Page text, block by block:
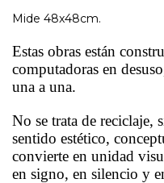
Mide 48x48cm.
Estas obras están
computadoras en
una a una.
No se trata de reciclaje,
sentido estético,
convierte en unidad
en signo, en silencio y